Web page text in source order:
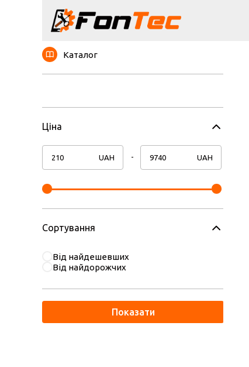
Каталог
Ціна
UAH UAH
Сортування
Від найдешевших
Від найдорожчих
Показати